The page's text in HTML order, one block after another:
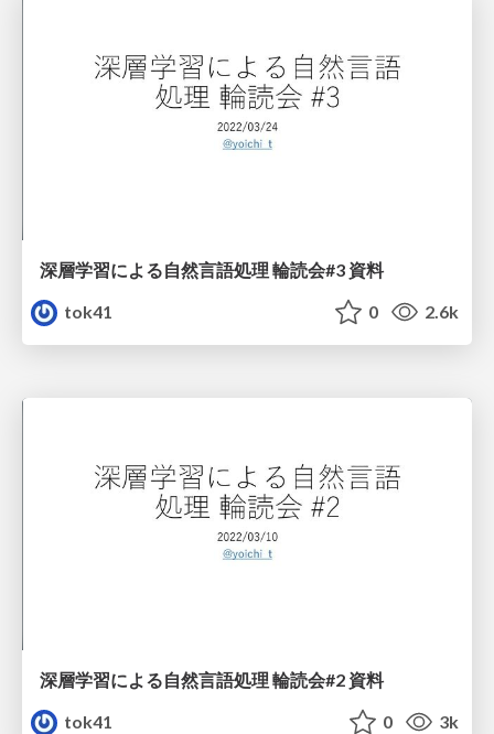
深層学習による自然言語処理 輪読会#3 資料
tok41
0 2.6k
深層学習による自然言語処理 輪読会#2 資料
tok41
0 3k